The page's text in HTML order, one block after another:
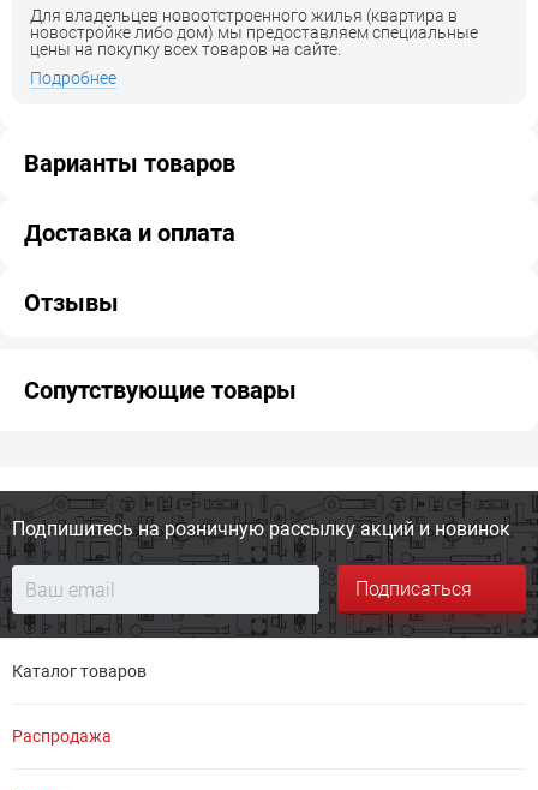
Для владельцев новоотстроенного жилья (квартира в
новостройке либо дом) мы предоставляем специальные
цены на покупку всех товаров на сайте.
Подробнее
Варианты товаров
Доставка и оплата
Отзывы
Сопутствующие товары
Подпишитесь на розничную рассылку акций и новинок
Подписаться
Каталог товаров
Распродажа